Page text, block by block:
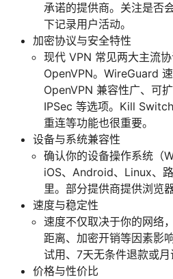
承诺的提供商。关注是否
下记录用户活动。
加密协议与安全特性
现代 VPN 常见两大主流
OpenVPN。WireGuard
OpenVPN 兼容性广、可
IPSec 等选项。Kill
重连等功能也很重要。
设备与系统兼容性
确认你的设备操作系统（
iOS、Android、Linux、
里。部分提供商提供浏览
速度与稳定性
速度不仅取决于你的网络
距离、加密开销等因素影
试用、7天无条件退款或月
价格与性价比